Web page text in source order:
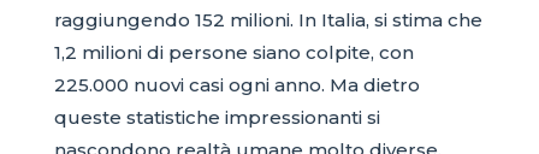
raggiungendo 152 milioni. In Italia, si stima che
1,2 milioni di persone siano colpite, con
225.000 nuovi casi ogni anno. Ma dietro
queste statistiche impressionanti si